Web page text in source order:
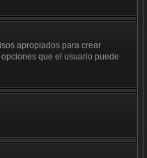
apropiados para crear
que el usuario puede